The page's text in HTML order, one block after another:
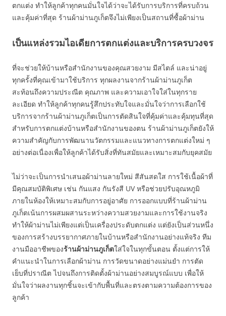
ตกแต่ง ทำให้ลูกค้าทุกคนมั่นใจได้ว่าจะได้รับการบริการที่ครบถ้วน
และคุ้มค่าที่สุด ร้านผ้าม่านภูเก็ตจึงไม่เพียงเป็นสถานที่ซื้อผ้าม่าน
เป็นแหล่งรวมไอเดียการตกแต่งและบริการครบวงจร
ที่จะช่วยให้บ้านหรือสำนักงานของคุณสวยงาม มีสไตล์ และน่าอยู่
ทุกครั้งที่คุณเข้ามาใช้บริการ ทุกผลงานจากร้านผ้าม่านภูเก็ต
สะท้อนถึงความประณีต คุณภาพ และความเอาใจใส่ในทุกราย
ละเอียด ทำให้ลูกค้าทุกคนรู้สึกประทับใจและมั่นใจว่าการเลือกใช้
บริการจากร้านผ้าม่านภูเก็ตเป็นการตัดสินใจที่คุ้มค่าและคุ้มทุนที่สุด
สำหรับการตกแต่งบ้านหรือสำนักงานของตน ร้านผ้าม่านภูเก็ตยังให้
ความสำคัญกับการพัฒนานวัตกรรมและแนวทางการตกแต่งใหม่ ๆ
อย่างต่อเนื่องเพื่อให้ลูกค้าได้รับสิ่งที่ทันสมัยและเหมาะสมกับยุคสมัย
ไม่ว่าจะเป็นการนำเสนอผ้าม่านลายใหม่ สีสันสดใส การใช้เนื้อผ้าที่
มีคุณสมบัติพิเศษ เช่น กันแสง กันรังสี UV หรือช่วยปรับอุณหภูมิ
ภายในห้องให้เหมาะสมกับการอยู่อาศัย การออกแบบที่ร้านผ้าม่าน
ภูเก็ตเน้นการผสมผสานระหว่างความสวยงามและการใช้งานจริง
ทำให้ผ้าม่านไม่เพียงแต่เป็นเครื่องประดับตกแต่ง แต่ยังเป็นส่วนหนึ่ง
ของการสร้างบรรยากาศภายในบ้านหรือสำนักงานอย่างแท้จริง ทีม
งานมืออาชีพของร้านผ้าม่านภูเก็ตใส่ใจในทุกขั้นตอน ตั้งแต่การให้
คำแนะนำในการเลือกผ้าม่าน การวัดขนาดอย่างแม่นยำ การตัด
เย็บที่ปราณีต ไปจนถึงการติดตั้งผ้าม่านอย่างสมบูรณ์แบบ เพื่อให้
มั่นใจว่าผลงานทุกชิ้นจะเข้ากับพื้นที่และตรงตามความต้องการของ
ลูกค้า